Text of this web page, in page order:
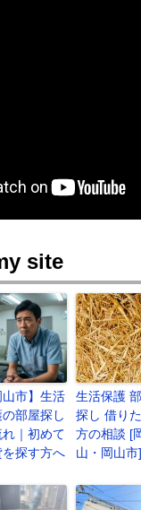
site
山市】生活
部屋探し
｜初めて
を探す方へ
生活保護
探し 借り
方の相談 [
山・岡山市]